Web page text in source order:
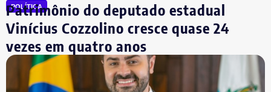
POLÍTICA
Patrimônio do deputado estadual
Vinícius Cozzolino cresce quase 24
vezes em quatro anos